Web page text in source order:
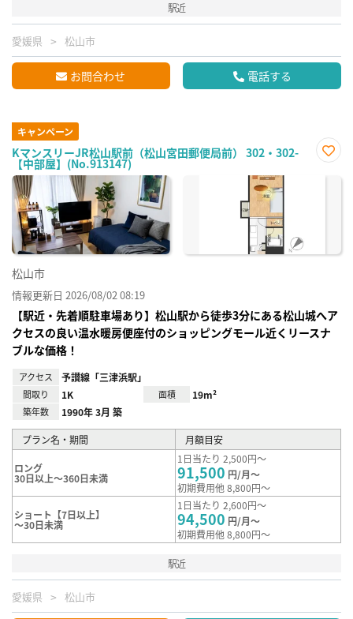
駅近
愛媛県 松山市
お問合わせ 電話する
キャンペーン
KマンスリーJR松山駅前（松山宮田郵便局前） 302・302-
【中部屋】(No.913147)
に入
松山市
情報更新日 2026/08/02 08:19
【駅近・先着順駐車場あり】松山駅から徒歩3分にある松山城へア
クセスの良い温水暖房便座付のショッピングモール近くリースナ
ブルな価格！
アクセス 予讃線「三津浜駅」
間取り 1K 面積 19m²
築年数 1990年 3月 築
プラン名・期間 月額目安
ロング
30日以上～360日未満
1日当たり 2,500円～
91,500 円/月～
初期費用他 8,800円～
ショート【7日以上】
～30日未満
1日当たり 2,600円～
94,500 円/月～
初期費用他 8,800円～
駅近
愛媛県 松山市